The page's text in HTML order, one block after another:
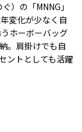
）の「MNNG」
変化が少なく自
ホーボーバッグ
。肩掛けでも自
ントとしても活躍